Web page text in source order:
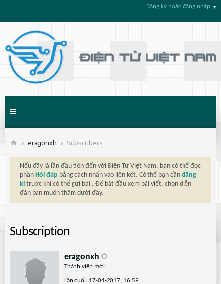
Đăng ký hoặc đăng nhập
eragonxh Subscribers
Nếu đây là lần đầu tiên đến với Điện Tử Việt Nam, bạn có thể đọc
phần Hỏi đáp bằng cách nhấn vào liên kết. Có thể bạn cần đăng
kí trước khi có thể gửi bài . Để bắt đầu xem bài viết, chọn diễn
đàn bạn muốn thăm dưới đây.
Subscription
eragonxh
Thành viên mới
Lần cuối: 17-04-2017, 16:59